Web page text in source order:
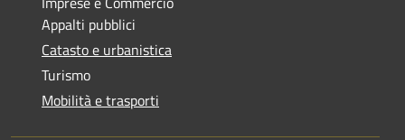
Appalti pubblici
Catasto e urbanistica
Turismo
Mobilità e trasporti